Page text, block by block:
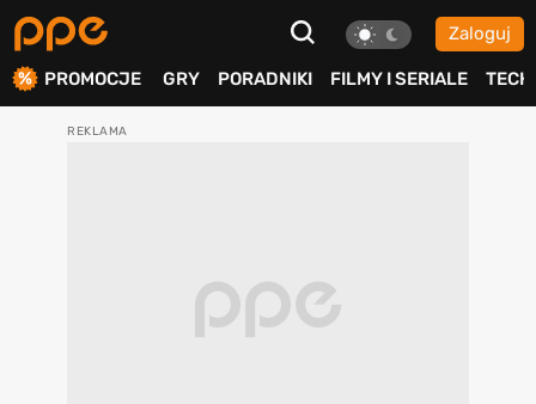
Zaloguj
PROMOCJE GRY PORADNIKI FILMY I SERIALE TECH